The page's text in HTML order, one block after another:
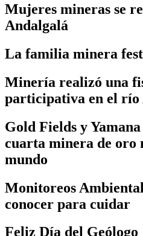
Mujeres mineras se
Andalgalá
La familia minera
Minería realizó una
participativa en el río
Gold Fields y
cuarta minera de oro
mundo
Monitoreos
conocer para cuidar
Feliz Día del Geólogo